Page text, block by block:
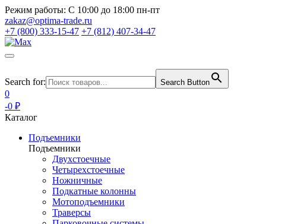
Режим работы: С 10:00 до 18:00 пн-пт
zakaz@optima-trade.ru
+7 (800) 333-15-47 +7 (812) 407-34-47
Search for: Search Button
0
-0 ₽
Каталог
Подъемники
Подъемники
Двухстоечные
Четырехстоечные
Ножничные
Подкатные колонны
Мотоподъемники
Траверсы